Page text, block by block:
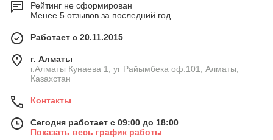
Рейтинг не сформирован
Менее 5 отзывов за последний год
Работает с 20.11.2015
г. Алматы
г.Алматы Кунаева 1, уг Райымбека оф.101, Алматы,
Казахстан
Контакты
Сегодня работает с 09:00 до 18:00
Показать весь график работы